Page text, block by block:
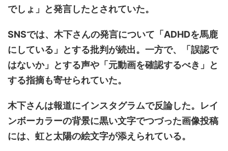
でしょ」と発言したとされていた。
SNSでは、木下さんの発言について「ADHDを馬鹿
にしている」とする批判が続出。一方で、「誤認で
はないか」とする声や「元動画を確認するべき」と
する指摘も寄せられていた。
木下さんは報道にインスタグラムで反論した。レイ
ンボーカラーの背景に黒い文字でつづった画像投稿
には、虹と太陽の絵文字が添えられている。